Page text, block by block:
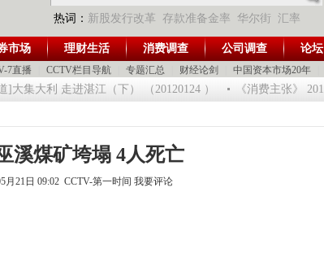
热词： 新股发行改革 存款准备金率 华尔街 汇率
7直播 CCTV栏目导航 专题汇总 财经论剑 中国资本市场20年
市场 理财生活 消费调查 公司调查 论坛
集大利 走进湛江（下） （20120124 ） 《消费主张》
溪煤矿垮塌 4人死亡
月21日 09:02 CCTV-第一时间 我要评论